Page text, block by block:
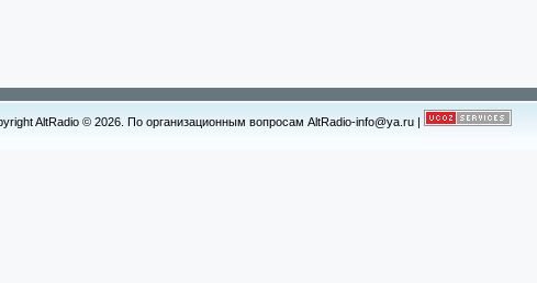
AltRadio © 2026. По организационным вопросам AltRadio-info@ya.ru|